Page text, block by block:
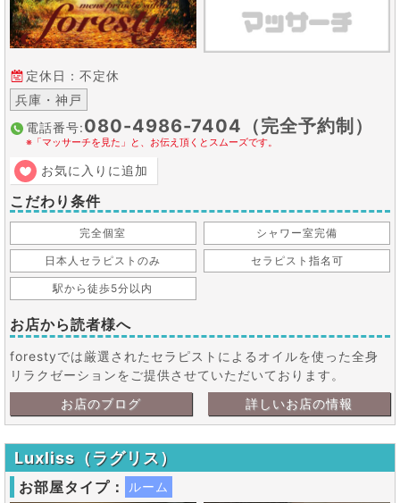
定休日：不定休
兵庫・神戸
電話番号:080-4986-7404（完全予約制）
※「マッサーチを見た」と、お伝え頂くとスムーズです。
お気に入りに追加
こだわり条件
完全個室 シャワー室完備
日本人セラピストのみ セラピスト指名可
駅から徒歩5分以内
詳しいお店の情報
お店のブログ
お店から読者様へ
forestyでは厳選されたセラピストによるオイルを使った全身
リラクゼーションをご提供させていただいております。
Luxliss（ラグリス）
お部屋タイプ： ルーム